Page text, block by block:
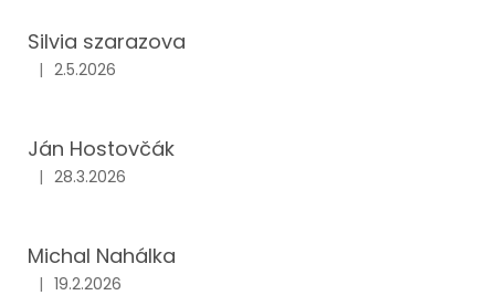
Silvia szarazova
Hodnotenie obchodu je 5 z 5 hviezdičiek.
| 2.5.2026
Ján Hostovčák
Hodnotenie obchodu je 5 z 5 hviezdičiek.
| 28.3.2026
Michal Nahálka
Hodnotenie obchodu je 5 z 5 hviezdičiek.
| 19.2.2026